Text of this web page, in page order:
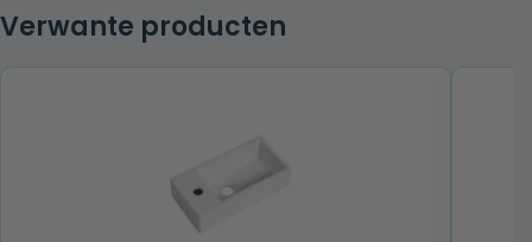
Verwante producten